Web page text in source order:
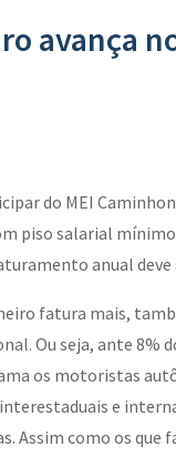
avança
do MEI
piso salarial
anual deve
fatura mais,
Ou seja, ante 8%
os motoristas
e
Assim como os que